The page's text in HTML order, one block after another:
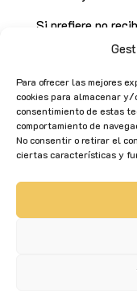
Para ofrecer las mejores
cookies para almacenar
consentimiento de estas
comportamiento de
No consentir o retirar el
ciertas características y
Si prefiere no
electrónico le
renuncia a la
conformidad con
22 de la Ley 34/
Sociedad de la
Electrónico.